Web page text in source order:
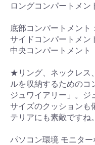
ロングコンパートメン
底部コンパートメント：
サイドコンパートメン
中央コンパートメント
★リング、ネックレス
ルを収納するためのコ
ジュワイアリー」。ジ
サイズのクッションも
テリアにも素敵ですね。
パソコン環境 モニタ